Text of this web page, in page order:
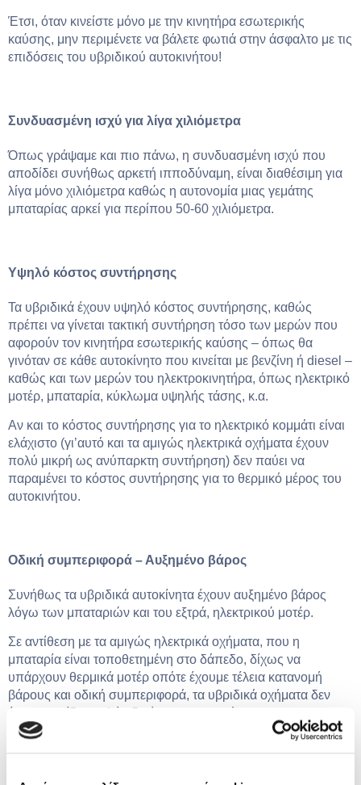
Έτσι, όταν κινείστε μόνο με την κινητήρα εσωτερικής
καύσης, μην περιμένετε να βάλετε φωτιά στην άσφαλτο με τις
επιδόσεις του υβριδικού αυτοκινήτου!
Συνδυασμένη ισχύ για λίγα χιλιόμετρα
Όπως γράψαμε και πιο πάνω, η συνδυασμένη ισχύ που
αποδίδει συνήθως αρκετή ιπποδύναμη, είναι διαθέσιμη για
λίγα μόνο χιλιόμετρα καθώς η αυτονομία μιας γεμάτης
μπαταρίας αρκεί για περίπου 50-60 χιλιόμετρα.
Υψηλό κόστος συντήρησης
Τα υβριδικά έχουν υψηλό κόστος συντήρησης, καθώς
πρέπει να γίνεται τακτική συντήρηση τόσο των μερών που
αφορούν τον κινητήρα εσωτερικής καύσης – όπως θα
γινόταν σε κάθε αυτοκίνητο που κινείται με βενζίνη ή diesel –
καθώς και των μερών του ηλεκτροκινητήρα, όπως ηλεκτρικό
μοτέρ, μπαταρία, κύκλωμα υψηλής τάσης, κ.α.
Αν και το κόστος συντήρησης για το ηλεκτρικό κομμάτι είναι
ελάχιστο (γι’αυτό και τα αμιγώς ηλεκτρικά οχήματα έχουν
πολύ μικρή ως ανύπαρκτη συντήρηση) δεν παύει να
παραμένει το κόστος συντήρησης για το θερμικό μέρος του
αυτοκινήτου.
Οδική συμπεριφορά – Αυξημένο βάρος
Συνήθως τα υβριδικά αυτοκίνητα έχουν αυξημένο βάρος
λόγω των μπαταριών και του εξτρά, ηλεκτρικού μοτέρ.
Σε αντίθεση με τα αμιγώς ηλεκτρικά οχήματα, που η
μπαταρία είναι τοποθετημένη στο δάπεδο, δίχως να
υπάρχουν θερμικά μοτέρ οπότε έχουμε τέλεια κατανομή
βάρους και οδική συμπεριφορά, τα υβριδικά οχήματα δεν
έχουν την ίδια, καλή οδική συμπεριφορά.
Πέρα από τα αρκετά πλεονεκτήματα, βλέπουμε σε ένα